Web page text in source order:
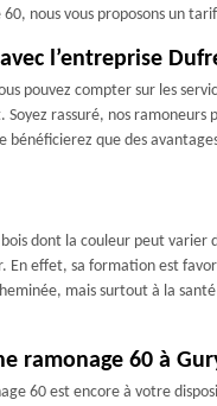
nous vous proposons un
l’entreprise
pouvez compter sur les
rassuré, nos
bénéficierez que des
dont la couleur peut varier
effet, sa formation est
mais surtout à la
ramonage 60 à
60 est encore à votre